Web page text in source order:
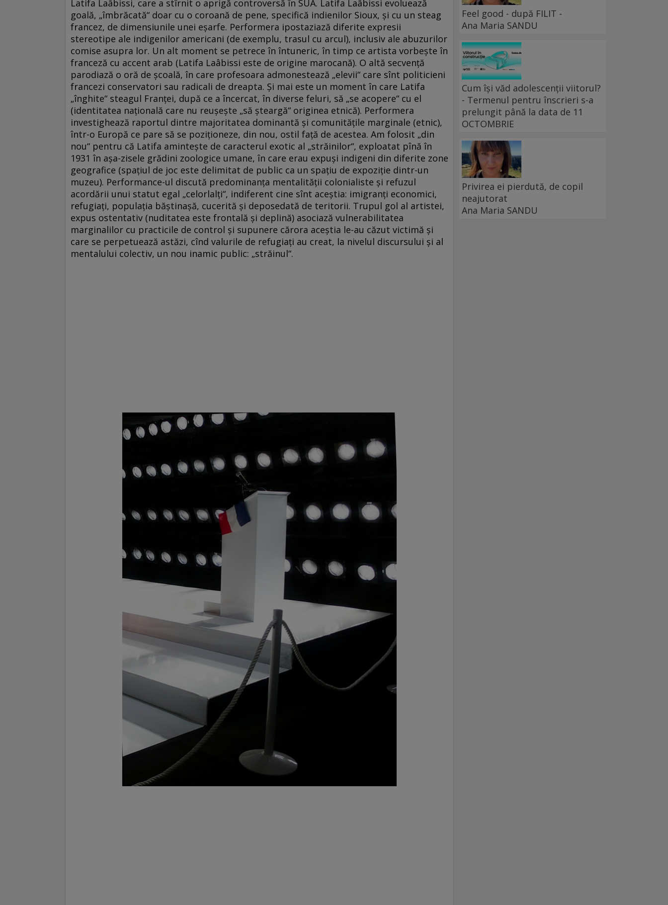
Latifa Laâbissi, care a stîrnit o aprigă controversă în SUA. Latifa Laâbissi evoluează
goală, „îmbrăcată“ doar cu o coroană de pene, specifică indienilor Sioux, şi cu un steag
francez, de dimensiunile unei eşarfe. Performera ipostaziază diferite expresii
stereotipe ale indigenilor americani (de exemplu, trasul cu arcul), inclusiv ale abuzurilor
comise asupra lor. Un alt moment se petrece în întuneric, în timp ce artista vorbeşte în
franceză cu accent arab (Latifa Laâbissi este de origine marocană). O altă secvenţă
parodiază o oră de şcoală, în care profesoara admonestează „elevii“ care sînt politicieni
francezi conservatori sau radicali de dreapta. Şi mai este un moment în care Latifa
„înghite“ steagul Franţei, după ce a încercat, în diverse feluri, să „se acopere“ cu el
(identitatea naţională care nu reuşeşte „să şteargă“ originea etnică). Performera
investighează raportul dintre majoritatea dominantă şi comunităţile marginale (etnic),
într-o Europă ce pare să se poziţioneze, din nou, ostil faţă de acestea. Am folosit „din
nou“ pentru că Latifa aminteşte de caracterul exotic al „străinilor“, exploatat pînă în
1931 în aşa-zisele grădini zoologice umane, în care erau expuşi indigeni din diferite zone
geografice (spaţiul de joc este delimitat de public ca un spaţiu de expoziţie dintr-un
muzeu). Performance-ul discută predominanţa mentalităţii colonialiste şi refuzul
acordării unui statut egal „celorlalţi“, indiferent cine sînt aceştia: imigranţi economici,
refugiaţi, populaţia băştinaşă, cucerită şi deposedată de teritorii. Trupul gol al artistei,
expus ostentativ (nuditatea este frontală şi deplină) asociază vulnerabilitatea
marginalilor cu practicile de control şi supunere cărora aceştia le-au căzut victimă şi
care se perpetuează astăzi, cînd valurile de refugiaţi au creat, la nivelul discursului şi al
mentalului colectiv, un nou inamic public: „străinul“.
Feel good - după FILIT -
Ana Maria SANDU
Cum își văd adolescenții viitorul?
- Termenul pentru înscrieri s-a
prelungit până la data de 11
OCTOMBRIE
Privirea ei pierdută, de copil
neajutorat
Ana Maria SANDU